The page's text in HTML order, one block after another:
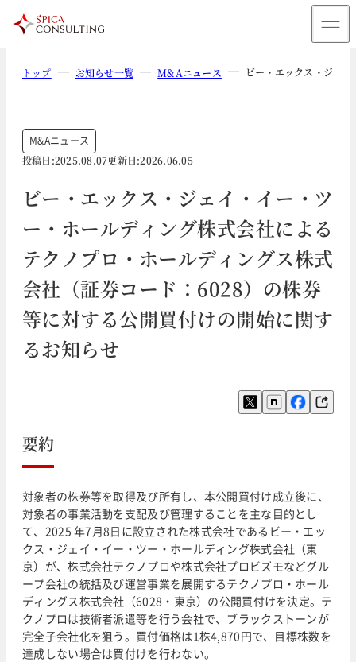
トップ お知らせ一覧 M&Aニュース ビー・エックス・ジェ
M&Aニュース
投稿日:2025.08.07更新日:2026.06.05
ビー・エックス・ジェイ・イー・ツ
ー・ホールディング株式会社による
テクノプロ・ホールディングス株式
会社（証券コード：6028）の株券
等に対する公開買付けの開始に関す
るお知らせ
要約
対象者の株券等を取得及び所有し、本公開買付け成立後に、
対象者の事業活動を支配及び管理することを主な目的とし
て、2025 年7月8日に設立された株式会社であるビー・エッ
クス・ジェイ・イー・ツー・ホールディング株式会社（東
京）が、株式会社テクノプロや株式会社プロビズモなどグル
ープ会社の統括及び運営事業を展開するテクノプロ・ホール
ディングス株式会社（6028・東京）の公開買付けを決定。テ
クノプロは技術者派遣等を行う会社で、ブラックストーンが
完全子会社化を狙う。買付価格は1株4,870円で、目標株数を
達成しない場合は買付けを行わない。